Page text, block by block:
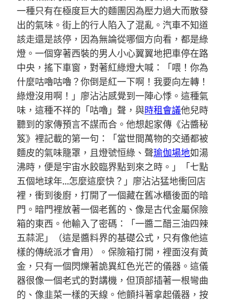
一種只有在極度巨大的麵團因為壓力過大而散發
出的氣味。街上的行人陷入了混亂。汽車不知道
該走還是該停，因為無論從哪個方向看，都是綠
燈。一個穿著西裝的男人小心翼翼地把車停在路
中央，搖下車窗，對著紅綠燈大喊：「喂！你為
什麼咕嚕咕嚕？你倒是紅一下啊！我要向左轉！
綠燈沒用啊！」廖沾沾感覺到一陣心悸。這種氣
味，這種不祥的「咕嚕」聲，與時租會議他兒時
聽到的家傳預言不謀而合。他想起家傳《沾醬秘
笈》裡記載的第一句：「當世間萬物的交通都被
麵皮的氣味籠罩，且燈號恒綠、聲瑜伽場地如湯
沸時，便是宇宙水餃臨界點到來之時。」「七點
五個地球年…怎麼這麼快？」廖沾沾猛地衝回店
裡，衝到後廚，打開了一個藏在舊冰櫃後面的暗
門。暗門裡放著一個老舊的、像是古代金屬保險
箱的東西。他輸入了密碼：「一醬二醋三油四辣
五蒜泥」（這是醬料界的基礎公式，只有像他這
樣的傳統派才會用）。保險箱打開，裡面沒有黃
金，只有一個閃爍著詭異紅色光芒的儀器。這儀
器很像一個老式的對講機，但頂部插著一根彎曲
的、像韭菜一樣的天線。他顫抖著拿起儀器，按